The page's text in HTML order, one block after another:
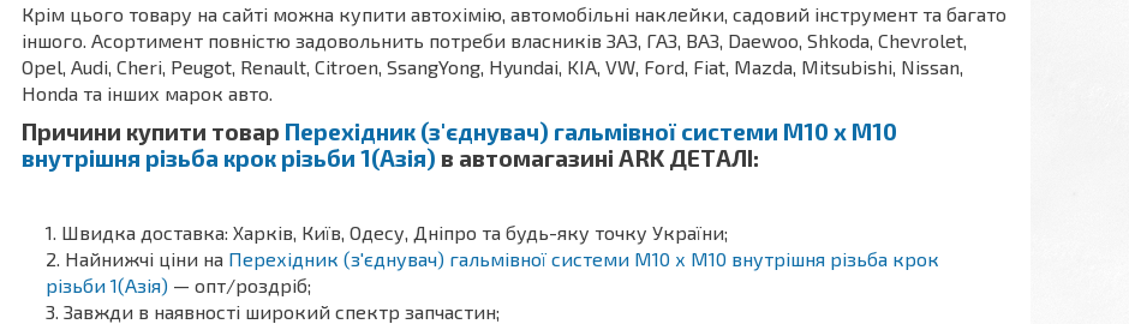
Крім цього товару на сайті можна купити автохімію, автомобільні наклейки, садовий інструмент та багато
іншого. Асортимент повністю задовольнить потреби власників ЗАЗ, ГАЗ, ВАЗ, Daewoo, Shkoda, Chevrolet,
Opel, Audi, Cheri, Peugot, Renault, Citroen, SsangYong, Hyundai, KIA, VW, Ford, Fiat, Mazda, Mitsubishi, Nissan,
Honda та інших марок авто.
Причини купити товар Перехідник (з'єднувач) гальмівної системи М10 х М10
внутрішня різьба крок різьби 1(Азія) в автомагазині ARK ДЕТАЛІ:
Швидка доставка: Харків, Київ, Одесу, Дніпро та будь-яку точку України;
Найнижчі ціни на Перехідник (з'єднувач) гальмівної системи М10 х М10 внутрішня різьба крок
різьби 1(Азія) — опт/роздріб;
Завжди в наявності широкий спектр запчастин;